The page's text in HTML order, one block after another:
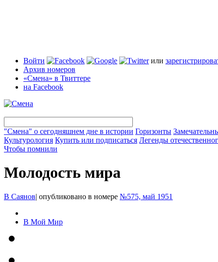
Войти или
Архив номеров
«Смена» в Твиттере
на Facebook
"Смена" о сегодняшнем дне в истории Горизонты
Культурология Купить или подписаться Легенды
Чтобы помнили
Молодость мира
В Саянов| опубликовано в номере №575, май 1951
В Мой Мир